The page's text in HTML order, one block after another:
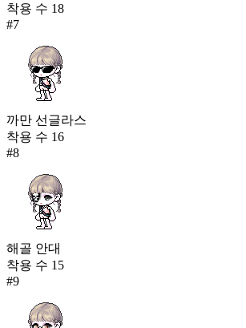
착용 수 18
#7
까만 선글라스
착용 수 16
#8
해골 안대
착용 수 15
#9